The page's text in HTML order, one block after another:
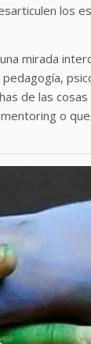
los
mirada
de las
o